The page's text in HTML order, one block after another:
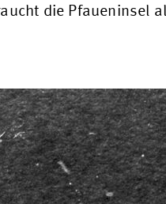
die Pfaueninsel